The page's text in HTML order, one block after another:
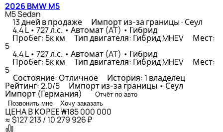
2026 BMW M5
M5 Sedan
13 дней в продаже Импорт из-за границы · Сеул
4.4 L • 727 л.с. • Автомат (AT) • Гибрид
Пробег: 5к км Тип двигателя: Гибрид MHEV Мест:
5
4.4 L • 727 л.с. • Автомат (AT) • Гибрид
Пробег: 5к км Тип двигателя: Гибрид MHEV Мест:
5
Состояние: Отличное История: 1 владелец
Рейтинг: 2.0/5 Импорт из-за границы • Сеул
Импорт (Германия)
Отчёт по авто
Позвонить мне
Хочу заказать
ЦЕНА В КОРЕЕ₩185 000 000
≈ $127 213 / 10 279 926 ₽